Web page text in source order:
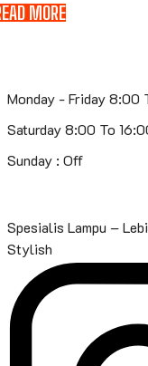
MORE
Monday - Friday 8:00
Saturday 8:00 To
Sunday : Off
Spesialis Lampu –
Stylish